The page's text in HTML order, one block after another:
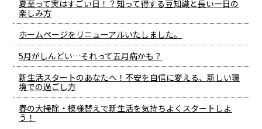
夏至って実はすごい日！？知って得する豆知識と長い一日の
楽しみ方
ホームページをリニューアルいたしました。
5月がしんどい…それって五月病かも？
新生活スタートのあなたへ！不安を自信に変える、新しい環
境での過ごし方
春の大掃除・模様替えで新生活を気持ちよくスタートしよ
う！